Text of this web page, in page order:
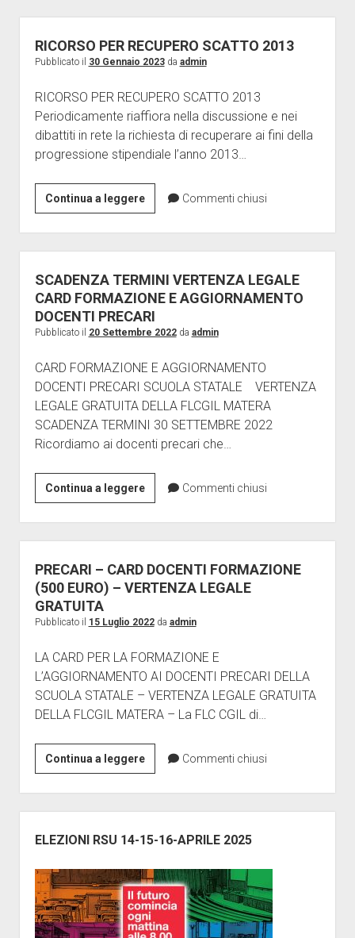
RICORSO PER RECUPERO SCATTO 2013
Pubblicato il 30 Gennaio 2023da admin
RICORSO PER RECUPERO SCATTO 2013
Periodicamente riaffiora nella discussione e nei
dibattiti in rete la richiesta di recuperare ai fini della
progressione stipendiale l’anno 2013…
Continua a leggereRICORSO
PER
RECUPERO
SCATTO
2013
Commenti chiusi
SCADENZA TERMINI VERTENZA LEGALE
CARD FORMAZIONE E AGGIORNAMENTO
DOCENTI PRECARI
Pubblicato il 20 Settembre 2022da admin
CARD FORMAZIONE E AGGIORNAMENTO
DOCENTI PRECARI SCUOLA STATALE VERTENZA
LEGALE GRATUITA DELLA FLCGIL MATERA
SCADENZA TERMINI 30 SETTEMBRE 2022
Ricordiamo ai docenti precari che…
Continua a leggereSCADENZA
TERMINI
VERTENZA
LEGALE
CARD
FORMAZIONE
AGGIORNAMENTO
PRECARI
Commenti chiusi
PRECARI – CARD DOCENTI FORMAZIONE
(500 EURO) – VERTENZA LEGALE
GRATUITA
Pubblicato il 15 Luglio 2022da admin
LA CARD PER LA FORMAZIONE E
L’AGGIORNAMENTO AI DOCENTI PRECARI DELLA
SCUOLA STATALE – VERTENZA LEGALE GRATUITA
DELLA FLCGIL MATERA – La FLC CGIL di…
Continua a leggerePRECARI
–
CARD
DOCENTI
FORMAZIONE
EURO)
–
VERTENZA
LEGALE
Commenti chiusi
laterale
ELEZIONI RSU 14-15-16-APRILE 2025